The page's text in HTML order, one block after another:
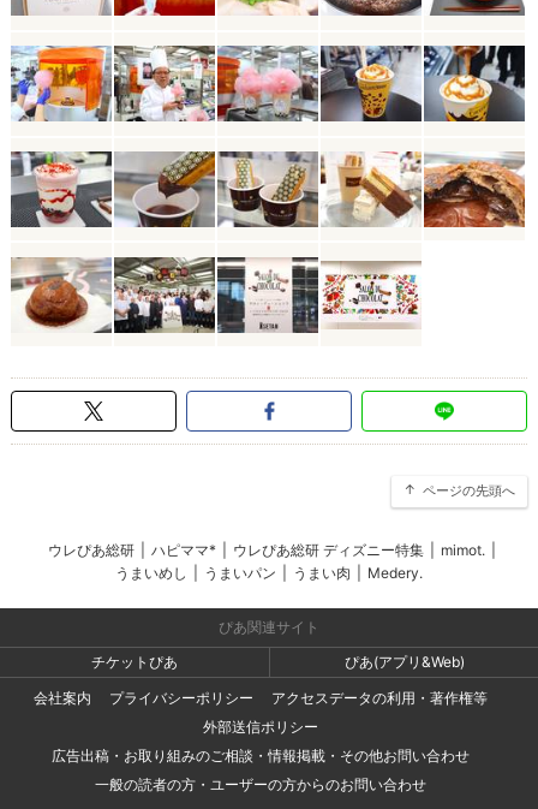
ページの先頭へ
ウレぴあ総研 ハピママ* ウレぴあ総研 ディズニー特集 mimot.
うまいめし
うまいパン うまい肉 Medery.
ぴあ関連サイト
チケットぴあ
ぴあ(アプリ&Web)
会社案内
プライバシーポリシー
アクセスデータの利用・著作権等
外部送信ポリシー
広告出稿・お取り組みのご相談・情報掲載・その他お問い合わせ
一般の読者の方・ユーザーの方からのお問い合わせ